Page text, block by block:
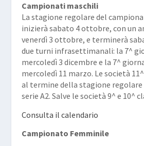
Campionati maschili
La stagione regolare del
inizierà sabato 4 ottobre, con un
venerdì 3 ottobre, e terminerà
due turni infrasettimanali: la 7^
mercoledì 3 dicembre e la 7^
mercoledì 11 marzo. Le società
al termine della stagione
serie A2. Salve le società 9^ e 10^
Consulta il calendario
Campionato Femminile